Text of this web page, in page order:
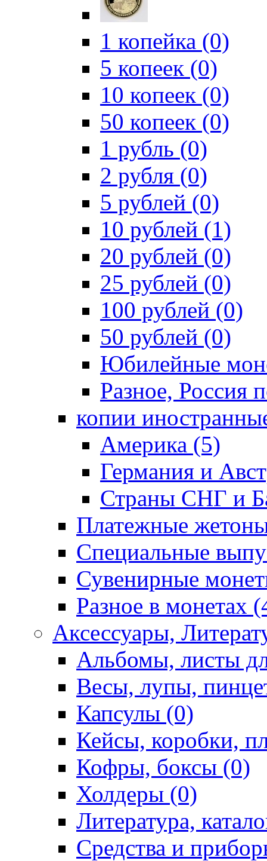
1 копейка (0)
5 копеек (0)
10 копеек (0)
50 копеек (0)
1 рубль (0)
2 рубля (0)
5 рублей (0)
10 рублей (1)
20 рублей (0)
25 рублей (0)
100 рублей (0)
50 рублей (0)
Юбилейные
Разное, Россия
копии
Америка (5)
Германия и
Страны СНГ и
Платежные
Специальные
Сувенирные
Разное в монетах
Аксессуары,
Альбомы, листы
Весы, лупы,
Капсулы (0)
Кейсы, коробки,
Кофры, боксы (0)
Холдеры (0)
Литература,
Средства и